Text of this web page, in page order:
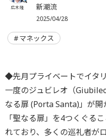
広木 隆 新潮流
2025/04/28
マネックス
◆先月プライベートでイタ
一度のジュビレオ（
なる扉 (Porta Santa)」が
「聖なる扉」を4つくぐる
れており、多くの巡礼者が